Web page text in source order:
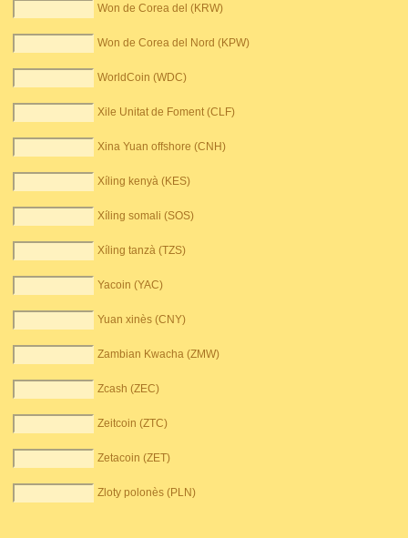
Won de Corea del (KRW)
Won de Corea del Nord (KPW)
WorldCoin (WDC)
Xile Unitat de Foment (CLF)
Xina Yuan offshore (CNH)
Xíling kenyà (KES)
Xíling somali (SOS)
Xíling tanzà (TZS)
Yacoin (YAC)
Yuan xinès (CNY)
Zambian Kwacha (ZMW)
Zcash (ZEC)
Zeitcoin (ZTC)
Zetacoin (ZET)
Zloty polonès (PLN)